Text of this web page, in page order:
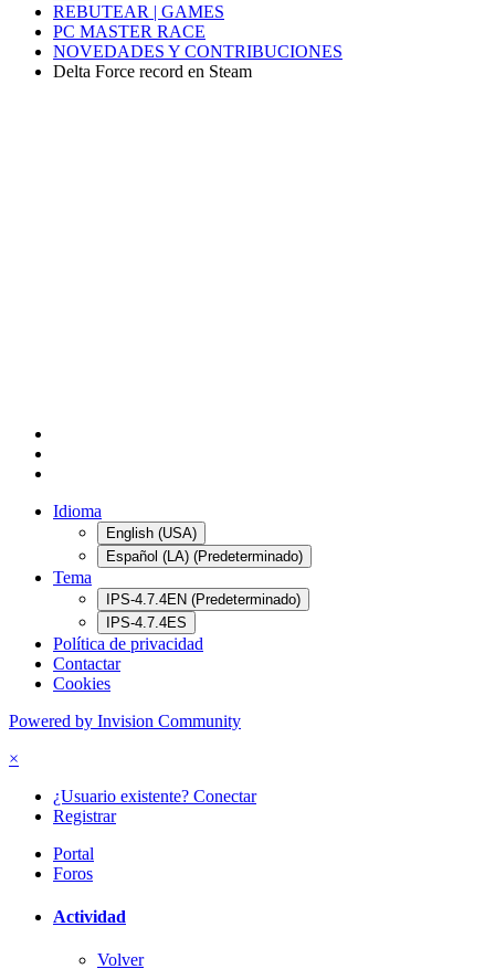
REBUTEAR | GAMES
PC MASTER RACE
NOVEDADES Y CONTRIBUCIONES
Delta Force record en Steam
Idioma
English (USA)
Español (LA) (Predeterminado)
Tema
IPS-4.7.4EN (Predeterminado)
IPS-4.7.4ES
Política de privacidad
Contactar
Cookies
Powered by Invision Community
×
¿Usuario existente? Conectar
Registrar
Portal
Foros
Actividad
Volver